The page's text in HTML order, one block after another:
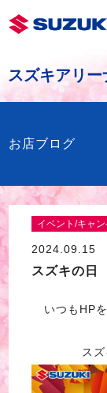
スズキアリー
お店ブログ
イベント/キャ
2024.09.15
スズキの日
いつもHP
ス